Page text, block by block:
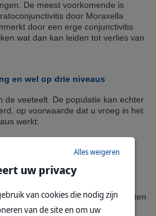
De meest voorkomende is
door Moraxella
door een erge conjunctivitis
wat dan kan leiden tot verlies van
en wel op drie niveaus
de veeteelt. De populatie kan echter
op voorwaarde dat u vroeg in het
werkt:
op het broedgebied
en het moet zo vroeg
eerste volwassen vliegen aan het
Alle vochtige plekken die
materiaal, waaronder mestputten
met larvicide producten.
uw privacy
van cookies die nodig zijn
van de site en om uw
Alles weigeren